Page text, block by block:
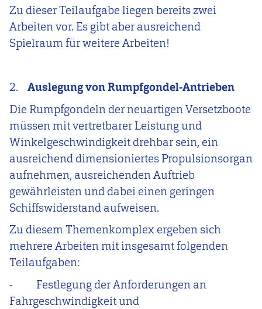
Zu dieser Teilaufgabe liegen bereits zwei
Arbeiten vor. Es gibt aber ausreichend
Spielraum für weitere Arbeiten!
2.
Auslegung von Rumpfgondel-Antrieben
Die Rumpfgondeln der neuartigen Versetzboote
müssen mit vertretbarer Leistung und
Winkelgeschwindigkeit drehbar sein, ein
ausreichend dimensioniertes Propulsionsorgan
aufnehmen, ausreichenden Auftrieb
gewährleisten und dabei einen geringen
Schiffswiderstand aufweisen.
Zu diesem Themenkomplex ergeben sich
mehrere Arbeiten mit insgesamt folgenden
Teilaufgaben:
-
Festlegung der Anforderungen an
Fahrgeschwindigkeit und